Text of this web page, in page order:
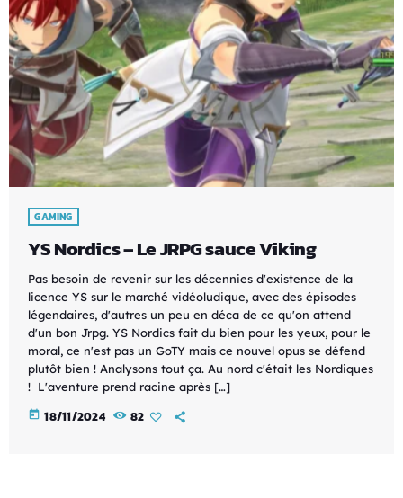
GAMING
YS Nordics – Le JRPG sauce Viking
Pas besoin de revenir sur les décennies d'existence de la
licence YS sur le marché vidéoludique, avec des épisodes
légendaires, d'autres un peu en déca de ce qu'on attend
d'un bon Jrpg. YS Nordics fait du bien pour les yeux, pour le
moral, ce n'est pas un GoTY mais ce nouvel opus se défend
plutôt bien ! Analysons tout ça. Au nord c'était les Nordiques
! L'aventure prend racine après […]
today 18/11/2024 82